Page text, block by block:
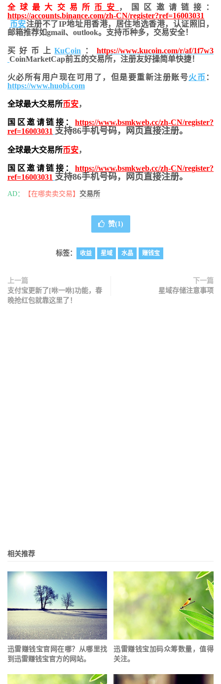
全球最大交易所 币安
，国区邀请链接：
https://accounts.binance.com/zh-CN/register?ref=16003031
币安注册不了IP地址用香港，居住地选香港，认证照旧，
邮箱推荐如gmail、outlook。支持币种多，交易安全！
买好币上KuCoin ：https://www.kucoin.com/r/af/1f7w3
CoinMarketCap前五的交易所，注册友好操简单快捷！
火必所有用户现在可用了，但是要重新注册账号火币 ：
https://www.huobi.com
全球最大交易所币安，
国区邀请链接： https://www.bsmkweb.cc/zh-CN/register?
ref=16003031 支持86手机号码，网页直接注册。
全球最大交易所币安，
国区邀请链接： https://www.bsmkweb.cc/zh-CN/register?
ref=16003031 支持86手机号码，网页直接注册。
AD： 【在哪卖卖交易】 交易所
赞(1)
标签： 收益 星域 水晶 赚钱宝
上一篇
支付宝更新了[咻一咻]功能，春
晚抢红包就靠这里了！
下一篇
星域存储注意事项
相关推荐
迅雷赚钱宝官网在哪？从哪里找
到迅雷赚钱宝官方的网站。
迅雷赚钱宝加码众筹数量，值得
关注。